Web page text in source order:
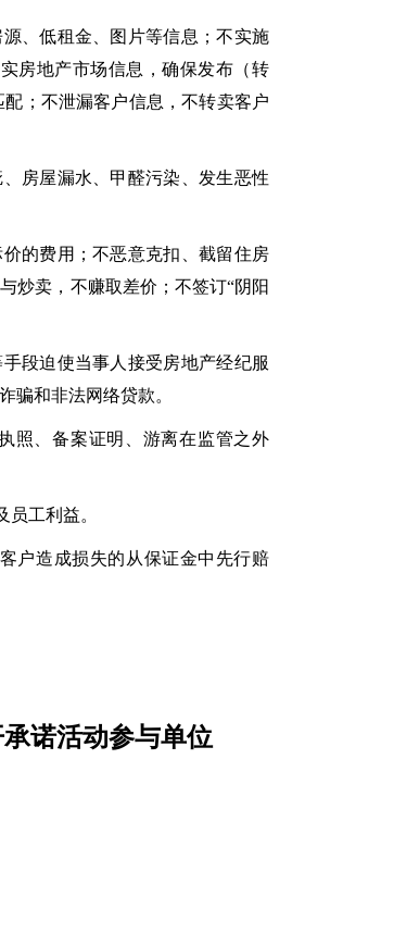
、低租金、图片等信息；不实施
房地产市场信息，确保发布（转
；不泄漏客户信息，不转卖客户
房屋漏水、甲醛污染、发生恶性
的费用；不恶意克扣、截留住房
炒卖，不赚取差价；不签订“阴阳
段迫使当事人接受房地产经纪服
骗和非法网络贷款。
照、备案证明、游离在监管之外
工利益。
户造成损失的从保证金中先行赔
诺活动参与单位